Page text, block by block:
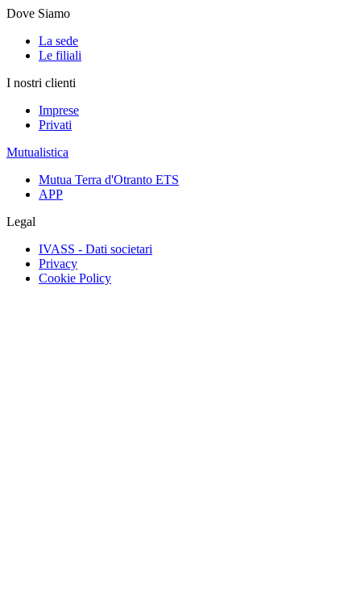
Dove Siamo
La sede
Le filiali
I nostri clienti
Imprese
Privati
Mutualistica
Mutua Terra d'Otranto ETS
APP
Legal
IVASS - Dati societari
Privacy
Cookie Policy